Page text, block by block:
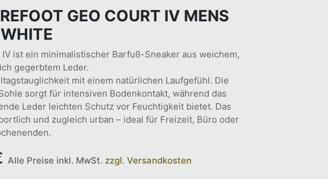
GEO COURT IV MENS
ist ein minimalistischer Barfuß-Sneaker aus weichem,
gegerbtem Leder.
mit einem natürlichen Laufgefühl. Die
sorgt für intensiven Bodenkontakt, während das
Leder leichten Schutz vor Feuchtigkeit bietet. Das
und zugleich urban – ideal für Freizeit, Büro oder
Alle Preise inkl. MwSt. zzgl. Versandkosten